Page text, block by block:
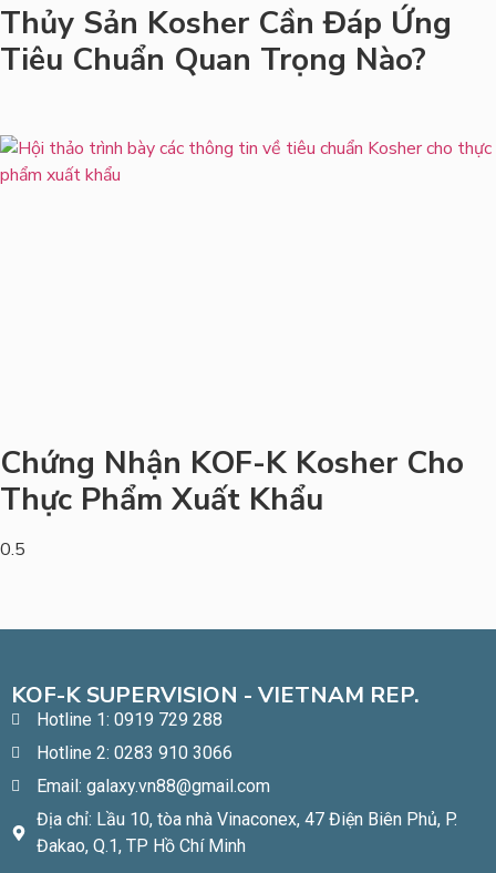
Thủy Sản Kosher Cần Đáp Ứng
Tiêu Chuẩn Quan Trọng Nào?
Chứng Nhận KOF-K Kosher Cho
Thực Phẩm Xuất Khẩu
KOF-K SUPERVISION - VIETNAM REP.
Hotline 1: 0919 729 288
Hotline 2: 0283 910 3066
Email: galaxy.vn88@gmail.com
Địa chỉ: Lầu 10, tòa nhà Vinaconex, 47 Điện Biên Phủ, P.
Đakao, Q.1, TP Hồ Chí Minh​